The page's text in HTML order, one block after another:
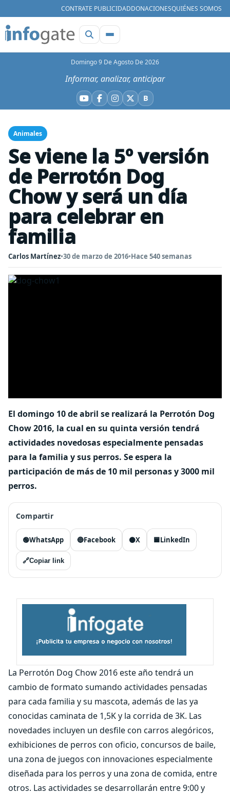
CONTRATE PUBLICIDADDONACIONESQUIÉNES SOMOS
Domingo 9 De Agosto De 2026
Informar, analizar, anticipar
YouTube
Facebook
Instagram
X BBluesky
Animales
Se viene la 5º versión
de Perrotón Dog
Chow y será un día
para celebrar en
familia
Carlos Martínez•30 de marzo de 2016•Hace 540 semanas
El domingo 10 de abril se realizará la Perrotón Dog
Chow 2016, la cual en su quinta versión tendrá
actividades novedosas especialmente pensadas
para la familia y sus perros. Se espera la
participación de más de 10 mil personas y 3000 mil
perros.
Compartir
🟢WhatsApp 🔵Facebook ⚫X 🟦LinkedIn
🔗Copiar link
La Perrotón Dog Chow 2016 este año tendrá un
cambio de formato sumando actividades pensadas
para cada familia y su mascota, además de las ya
conocidas caminata de 1,5K y la corrida de 3K. Las
novedades incluyen un desfile con carros alegóricos,
exhibiciones de perros con oficio, concursos de baile,
una zona de juegos con innovaciones especialmente
diseñada para los perros y una zona de comida, entre
otros. Las actividades se desarrollarán entre 9:00 y